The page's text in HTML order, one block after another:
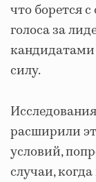
что борется
голоса за
силу.
расширили
условий,
случаи,